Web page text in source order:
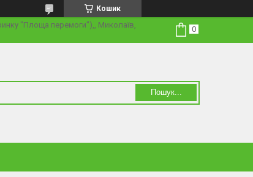
Кошик
"Площа перемоги"),, Миколаїв,
Пошук...